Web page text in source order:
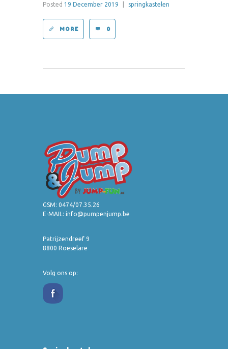
Posted 19 December 2019 springkastelen
MORE 0
GSM: 0474/07.35.26
E-MAIL: info@pumpenjump.be
Patrijzendreef 9
8800 Roeselare
Volg ons op: